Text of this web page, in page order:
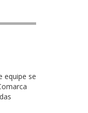
equipe se